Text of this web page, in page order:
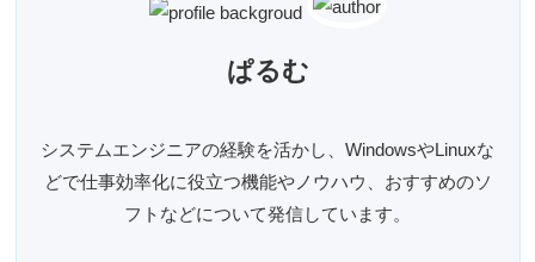
ぱるむ
システムエンジニアの経験を活かし、WindowsやLinuxな
どで仕事効率化に役立つ機能やノウハウ、おすすめのソ
フトなどについて発信しています。